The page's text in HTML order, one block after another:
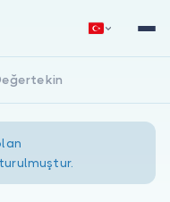
Giriş Yap